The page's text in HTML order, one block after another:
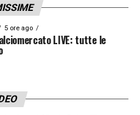
5 ore ago
LIVE: tutte le